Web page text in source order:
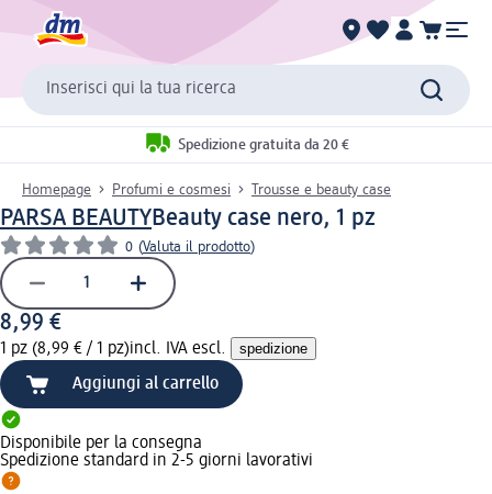
Inserisci qui la tua ricerca
Spedizione gratuita da 20 €
Homepage Profumi e cosmesi Trousse e beauty case
PARSA BEAUTYBeauty case nero, 1 pz
0 (Valuta il prodotto)
8,99 €
1 pz (8,99 € / 1 pz)incl. IVA escl. spedizione
Aggiungi al carrello
Disponibile per la consegna
Spedizione standard in 2-5 giorni lavorativi